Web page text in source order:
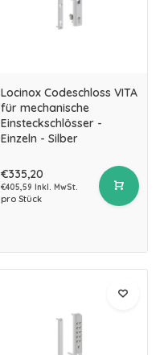
Locinox Codeschloss VITA
für mechanische
Einsteckschlösser -
Einzeln - Silber
€335,20
€405,59 Inkl. MwSt.
pro Stück